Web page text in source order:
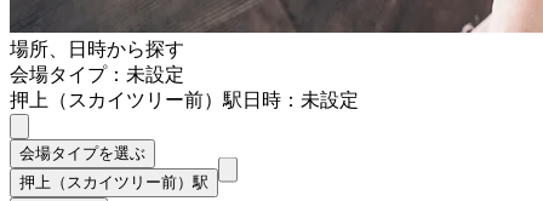
場所、日時から探す
会場タイプ：未設定
押上（スカイツリー前）駅日時：未設定
会場タイプを選ぶ
押上（スカイツリー前）駅